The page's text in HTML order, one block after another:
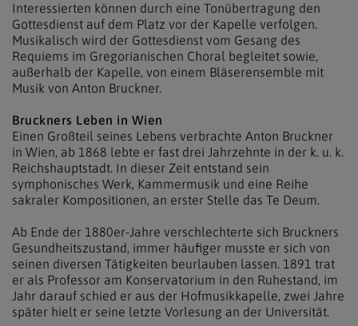
Interessierten können durch eine Tonübertragung den
Gottesdienst auf dem Platz vor der Kapelle verfolgen.
Musikalisch wird der Gottesdienst vom Gesang des
Requiems im Gregorianischen Choral begleitet sowie,
außerhalb der Kapelle, von einem Bläserensemble mit
Musik von Anton Bruckner.
Bruckners Leben in Wien
Einen Großteil seines Lebens verbrachte Anton Bruckner
in Wien, ab 1868 lebte er fast drei Jahrzehnte in der k. u. k.
Reichshauptstadt. In dieser Zeit entstand sein
symphonisches Werk, Kammermusik und eine Reihe
sakraler Kompositionen, an erster Stelle das Te Deum.
Ab Ende der 1880er-Jahre verschlechterte sich Bruckners
Gesundheitszustand, immer häufiger musste er sich von
seinen diversen Tätigkeiten beurlauben lassen. 1891 trat
er als Professor am Konservatorium in den Ruhestand, im
Jahr darauf schied er aus der Hofmusikkapelle, zwei Jahre
später hielt er seine letzte Vorlesung an der Universität.